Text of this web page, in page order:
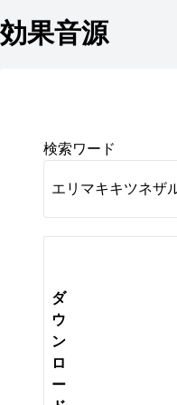
効果音源
検索ワード
ダ
ウ
ン
ロ
ー